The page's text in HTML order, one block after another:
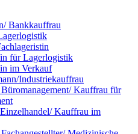
Bankkauffrau
für Lagerlogistik
im Verkauf
Industriekauffrau
Kauffrau für
Kauffrau im